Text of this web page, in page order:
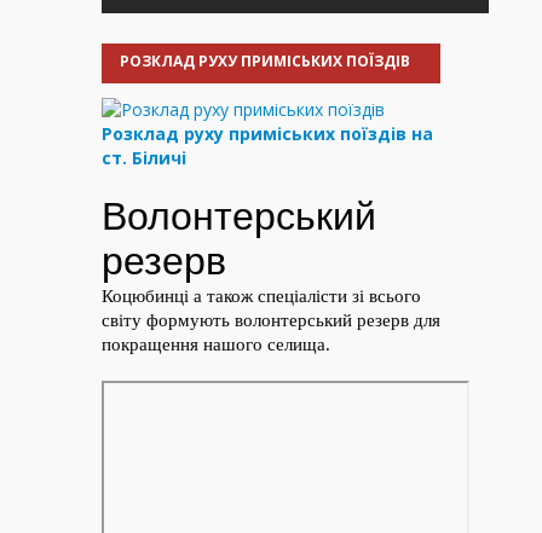
РОЗКЛАД РУХУ ПРИМІСЬКИХ ПОЇЗДІВ
Розклад руху приміських поїздів на
ст. Біличі